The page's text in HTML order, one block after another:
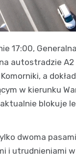
17:00,
autostradzie
a
w kierunku
blokuje
dwoma
i utrudnieniami